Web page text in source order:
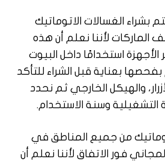
بشراء الغسالات الاتوماتيك
الماركات لأننا نعلم أن هذه
الأجهزة استخدامًا داخل البيوت
بعناية قبل الشراء للتأكد
والهيكل الخارجي ثم نحدد
التشغيلية وسنة الاستخدام.
من جميع المناطق في
فور الاتفاق لأننا نعلم أن